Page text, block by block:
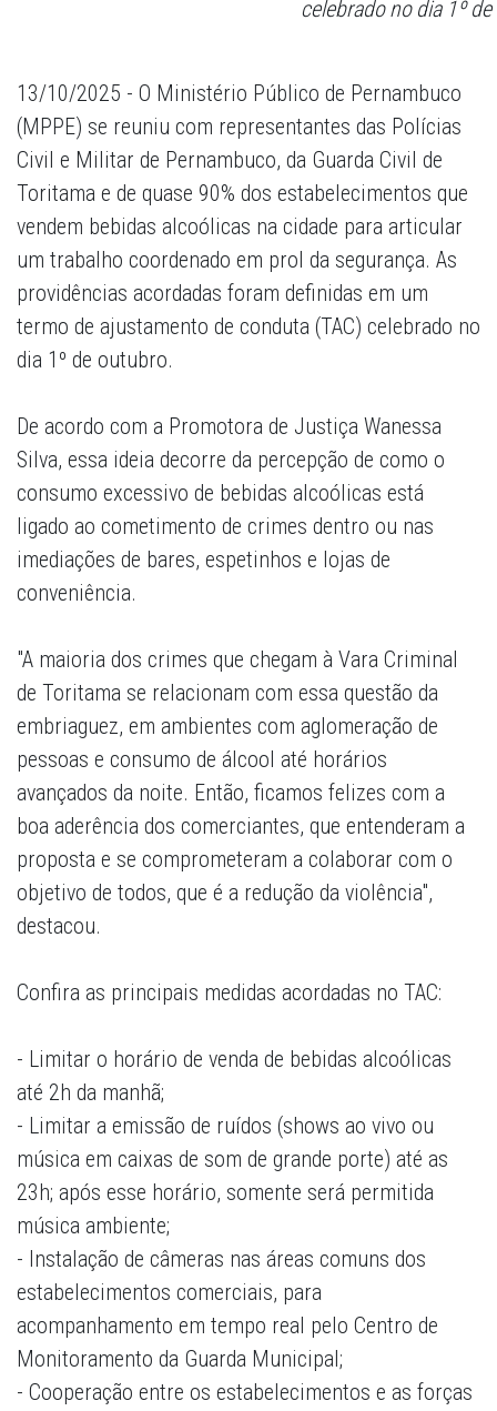
celebrado no dia 1º
13/10/2025 - O Ministério Público de Pernambuco
(MPPE) se reuniu com representantes das Polícias
Civil e Militar de Pernambuco, da Guarda Civil de
Toritama e de quase 90% dos estabelecimentos que
vendem bebidas alcoólicas na cidade para articular
um trabalho coordenado em prol da segurança. As
providências acordadas foram definidas em um
termo de ajustamento de conduta (TAC) celebrado no
dia 1º de outubro.
De acordo com a Promotora de Justiça Wanessa
Silva, essa ideia decorre da percepção de como o
consumo excessivo de bebidas alcoólicas está
ligado ao cometimento de crimes dentro ou nas
imediações de bares, espetinhos e lojas de
conveniência.
"A maioria dos crimes que chegam à Vara Criminal
de Toritama se relacionam com essa questão da
embriaguez, em ambientes com aglomeração de
pessoas e consumo de álcool até horários
avançados da noite. Então, ficamos felizes com a
boa aderência dos comerciantes, que entenderam a
proposta e se comprometeram a colaborar com o
objetivo de todos, que é a redução da violência",
destacou.
Confira as principais medidas acordadas no TAC:
- Limitar o horário de venda de bebidas alcoólicas
até 2h da manhã;
- Limitar a emissão de ruídos (shows ao vivo ou
música em caixas de som de grande porte) até as
23h; após esse horário, somente será permitida
música ambiente;
- Instalação de câmeras nas áreas comuns dos
estabelecimentos comerciais, para
acompanhamento em tempo real pelo Centro de
Monitoramento da Guarda Municipal;
- Cooperação entre os estabelecimentos e as forças